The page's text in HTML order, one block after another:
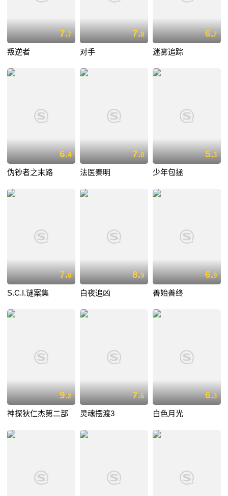
7.7
叛逆者
7.8
对手
6.7
迷雾追踪
6.4
伪钞者之末路
7.0
法医秦明
5.3
少年包拯
7.0
S.C.I.谜案集
8.9
白夜追凶
6.9
善始善终
9.2
神探狄仁杰第二部
7.6
灵魂摆渡3
6.3
白色月光